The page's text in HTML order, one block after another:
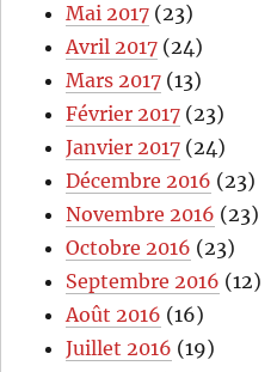
Mai 2017 (23)
Avril 2017 (24)
Mars 2017 (13)
Février 2017 (23)
Janvier 2017 (24)
Décembre 2016 (23)
Novembre 2016 (23)
Octobre 2016 (23)
Septembre 2016 (12)
Août 2016 (16)
Juillet 2016 (19)